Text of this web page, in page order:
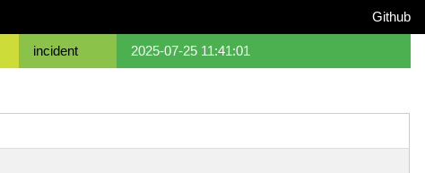
Github
incident 2025-07-25 11:41:01